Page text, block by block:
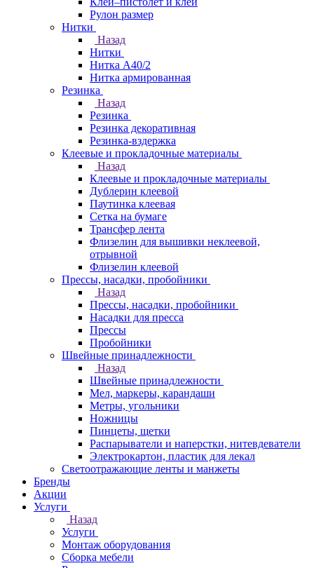
Рулон размер
Нитки
Назад
Нитки
Нитка А40/2
Нитка армированная
Резинка
Назад
Резинка
Резинка декоративная
Резинка-вздержка
Клеевые и прокладочные материалы
Назад
Клеевые и прокладочные материалы
Дублерин клеевой
Паутинка клеевая
Сетка на бумаге
Трансфер лента
Флизелин для вышивки неклеевой,
отрывной
Флизелин клеевой
Прессы, насадки, пробойники
Назад
Прессы, насадки, пробойники
Насадки для пресса
Прессы
Пробойники
Швейные принадлежности
Назад
Швейные принадлежности
Мел, маркеры, карандаши
Метры, угольники
Ножницы
Пинцеты, щетки
Распарыватели и наперстки, нитевдеватели
Электрокартон, пластик для лекал
Светоотражающие ленты и манжеты
Бренды
Акции
Услуги
Назад
Услуги
Монтаж оборудования
Сборка мебели